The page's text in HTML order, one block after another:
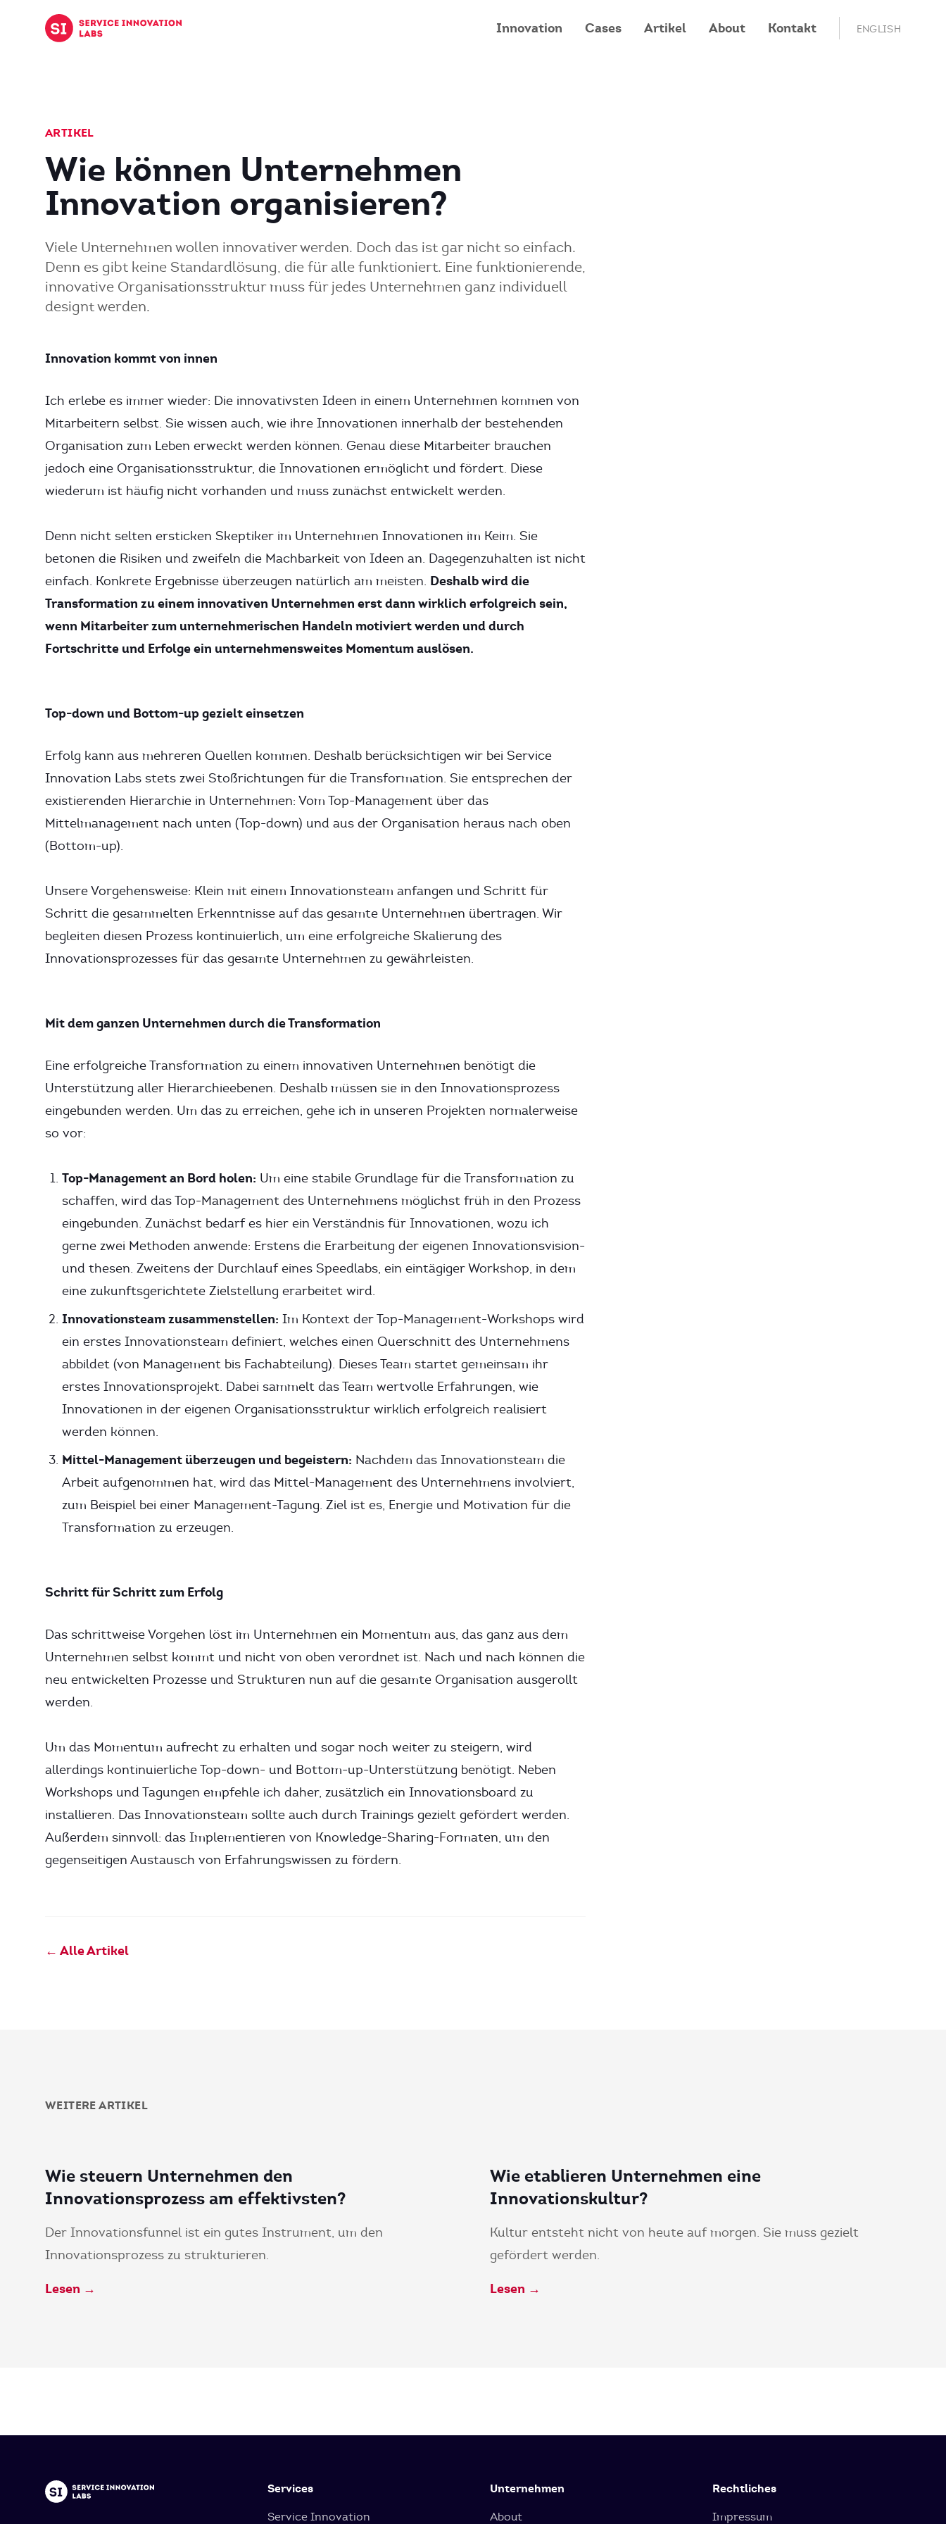
Zum Inhalt springen
Innovation Cases Artikel About Kontakt ENGLISH
ARTIKEL
Wie können Unternehmen
Innovation organisieren?
Viele Unternehmen wollen innovativer werden. Doch das ist gar nicht so einfach.
Denn es gibt keine Standardlösung, die für alle funktioniert. Eine funktionierende,
innovative Organisationsstruktur muss für jedes Unternehmen ganz individuell
designt werden.
Innovation kommt von innen
Ich erlebe es immer wieder: Die innovativsten Ideen in einem Unternehmen kommen von
Mitarbeitern selbst. Sie wissen auch, wie ihre Innovationen innerhalb der bestehenden
Organisation zum Leben erweckt werden können. Genau diese Mitarbeiter brauchen
jedoch eine Organisationsstruktur, die Innovationen ermöglicht und fördert. Diese
wiederum ist häufig nicht vorhanden und muss zunächst entwickelt werden.
Denn nicht selten ersticken Skeptiker im Unternehmen Innovationen im Keim. Sie
betonen die Risiken und zweifeln die Machbarkeit von Ideen an. Dagegenzuhalten ist nicht
einfach. Konkrete Ergebnisse überzeugen natürlich am meisten. Deshalb wird die
Transformation zu einem innovativen Unternehmen erst dann wirklich erfolgreich sein,
wenn Mitarbeiter zum unternehmerischen Handeln motiviert werden und durch
Fortschritte und Erfolge ein unternehmensweites Momentum auslösen.
Top-down und Bottom-up gezielt einsetzen
Erfolg kann aus mehreren Quellen kommen. Deshalb berücksichtigen wir bei Service
Innovation Labs stets zwei Stoßrichtungen für die Transformation. Sie entsprechen der
existierenden Hierarchie in Unternehmen: Vom Top-Management über das
Mittelmanagement nach unten (Top-down) und aus der Organisation heraus nach oben
(Bottom-up).
Unsere Vorgehensweise: Klein mit einem Innovationsteam anfangen und Schritt für
Schritt die gesammelten Erkenntnisse auf das gesamte Unternehmen übertragen. Wir
begleiten diesen Prozess kontinuierlich, um eine erfolgreiche Skalierung des
Innovationsprozesses für das gesamte Unternehmen zu gewährleisten.
Mit dem ganzen Unternehmen durch die Transformation
Eine erfolgreiche Transformation zu einem innovativen Unternehmen benötigt die
Unterstützung aller Hierarchieebenen. Deshalb müssen sie in den Innovationsprozess
eingebunden werden. Um das zu erreichen, gehe ich in unseren Projekten normalerweise
so vor:
Top-Management an Bord holen: Um eine stabile Grundlage für die Transformation zu
schaffen, wird das Top-Management des Unternehmens möglichst früh in den Prozess
eingebunden. Zunächst bedarf es hier ein Verständnis für Innovationen, wozu ich
gerne zwei Methoden anwende: Erstens die Erarbeitung der eigenen Innovationsvision-
und thesen. Zweitens der Durchlauf eines Speedlabs, ein eintägiger Workshop, in dem
eine zukunftsgerichtete Zielstellung erarbeitet wird.
Innovationsteam zusammenstellen: Im Kontext der Top-Management-Workshops wird
ein erstes Innovationsteam definiert, welches einen Querschnitt des Unternehmens
abbildet (von Management bis Fachabteilung). Dieses Team startet gemeinsam ihr
erstes Innovationsprojekt. Dabei sammelt das Team wertvolle Erfahrungen, wie
Innovationen in der eigenen Organisationsstruktur wirklich erfolgreich realisiert
werden können.
Mittel-Management überzeugen und begeistern: Nachdem das Innovationsteam die
Arbeit aufgenommen hat, wird das Mittel-Management des Unternehmens involviert,
zum Beispiel bei einer Management-Tagung. Ziel ist es, Energie und Motivation für die
Transformation zu erzeugen.
Schritt für Schritt zum Erfolg
Das schrittweise Vorgehen löst im Unternehmen ein Momentum aus, das ganz aus dem
Unternehmen selbst kommt und nicht von oben verordnet ist. Nach und nach können die
neu entwickelten Prozesse und Strukturen nun auf die gesamte Organisation ausgerollt
werden.
Um das Momentum aufrecht zu erhalten und sogar noch weiter zu steigern, wird
allerdings kontinuierliche Top-down- und Bottom-up-Unterstützung benötigt. Neben
Workshops und Tagungen empfehle ich daher, zusätzlich ein Innovationsboard zu
installieren. Das Innovationsteam sollte auch durch Trainings gezielt gefördert werden.
Außerdem sinnvoll: das Implementieren von Knowledge-Sharing-Formaten, um den
gegenseitigen Austausch von Erfahrungswissen zu fördern.
← Alle Artikel
WEITERE ARTIKEL
Wie steuern Unternehmen den
Innovationsprozess am effektivsten?
Der Innovationsfunnel ist ein gutes Instrument, um den
Innovationsprozess zu strukturieren.
Lesen →
Wie etablieren Unternehmen eine
Innovationskultur?
Kultur entsteht nicht von heute auf morgen. Sie muss gezielt
gefördert werden.
Lesen →
Services
Service Innovation
Unternehmen
About
Rechtliches
Impressum